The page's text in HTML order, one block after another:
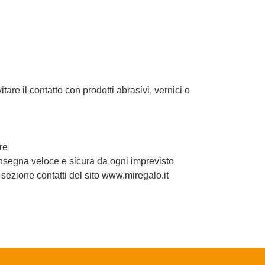
il contatto con prodotti abrasivi, vernici o
veloce e sicura da ogni imprevisto
contatti del sito www.miregalo.it